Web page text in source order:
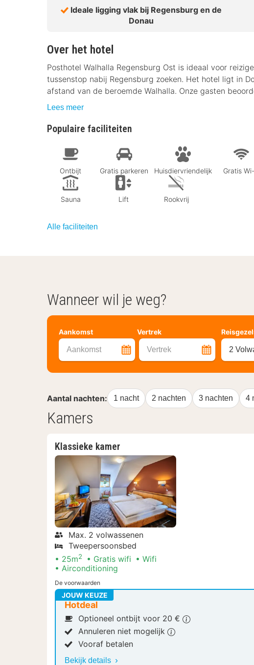
Ideale ligging vlak bij Regensburg en de
Donau
Over het hotel
Posthotel Walhalla Regensburg Ost is ideaal voor
tussenstop nabij Regensburg zoeken. Het hotel ligt in
afstand van de beroemde Walhalla. Onze gasten
Lees meer
Populaire faciliteiten
Ontbijt Gratis parkeren Huisdiervriendelijk Gratis
Sauna Lift Rookvrij
Alle faciliteiten
Wanneer wil je weg?
Aankomst Vertrek
Aankomst Vertrek 2
Aantal nachten: 1 nacht 2 nachten 3 nachten 4
Kamers
Klassieke kamer
Max. 2 volwassenen
Tweepersoonsbed
25m2 Gratis wifi
Wifi
Airconditioning
De voorwaarden
JOUW KEUZE
Hotdeal
Optioneel ontbijt voor 20 €
Annuleren niet mogelijk
Vooraf betalen
Bekijk details